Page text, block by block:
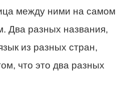
между ними на самом
Два разных названия,
из разных стран,
что это два разных